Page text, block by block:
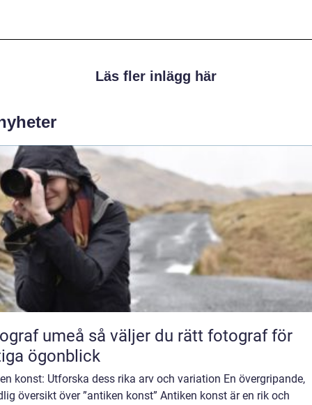
Läs fler inlägg här
så väljer du rätt fotograf för
ögonblick
konst: Utforska dess rika arv och variation En övergripande,
översikt över ”antiken konst” Antiken konst är en rik och